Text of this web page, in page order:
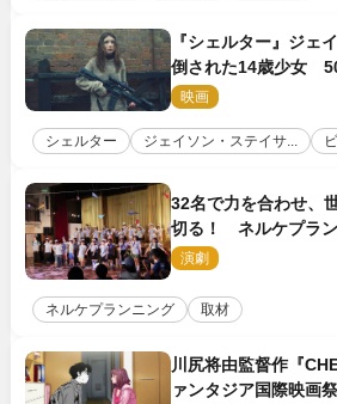
『シェルター』ジェ
倒された14歳少女
新鋭ボディ・レイ・
映画
シェルター ジェイソン・ステイサ...
32名で力を合わせ、
切る！ ネルケプラ
ン・ワークショップ
日】
演劇
ネルケプランニング 取材
川尻将由監督作『
ァンタジア国際映画